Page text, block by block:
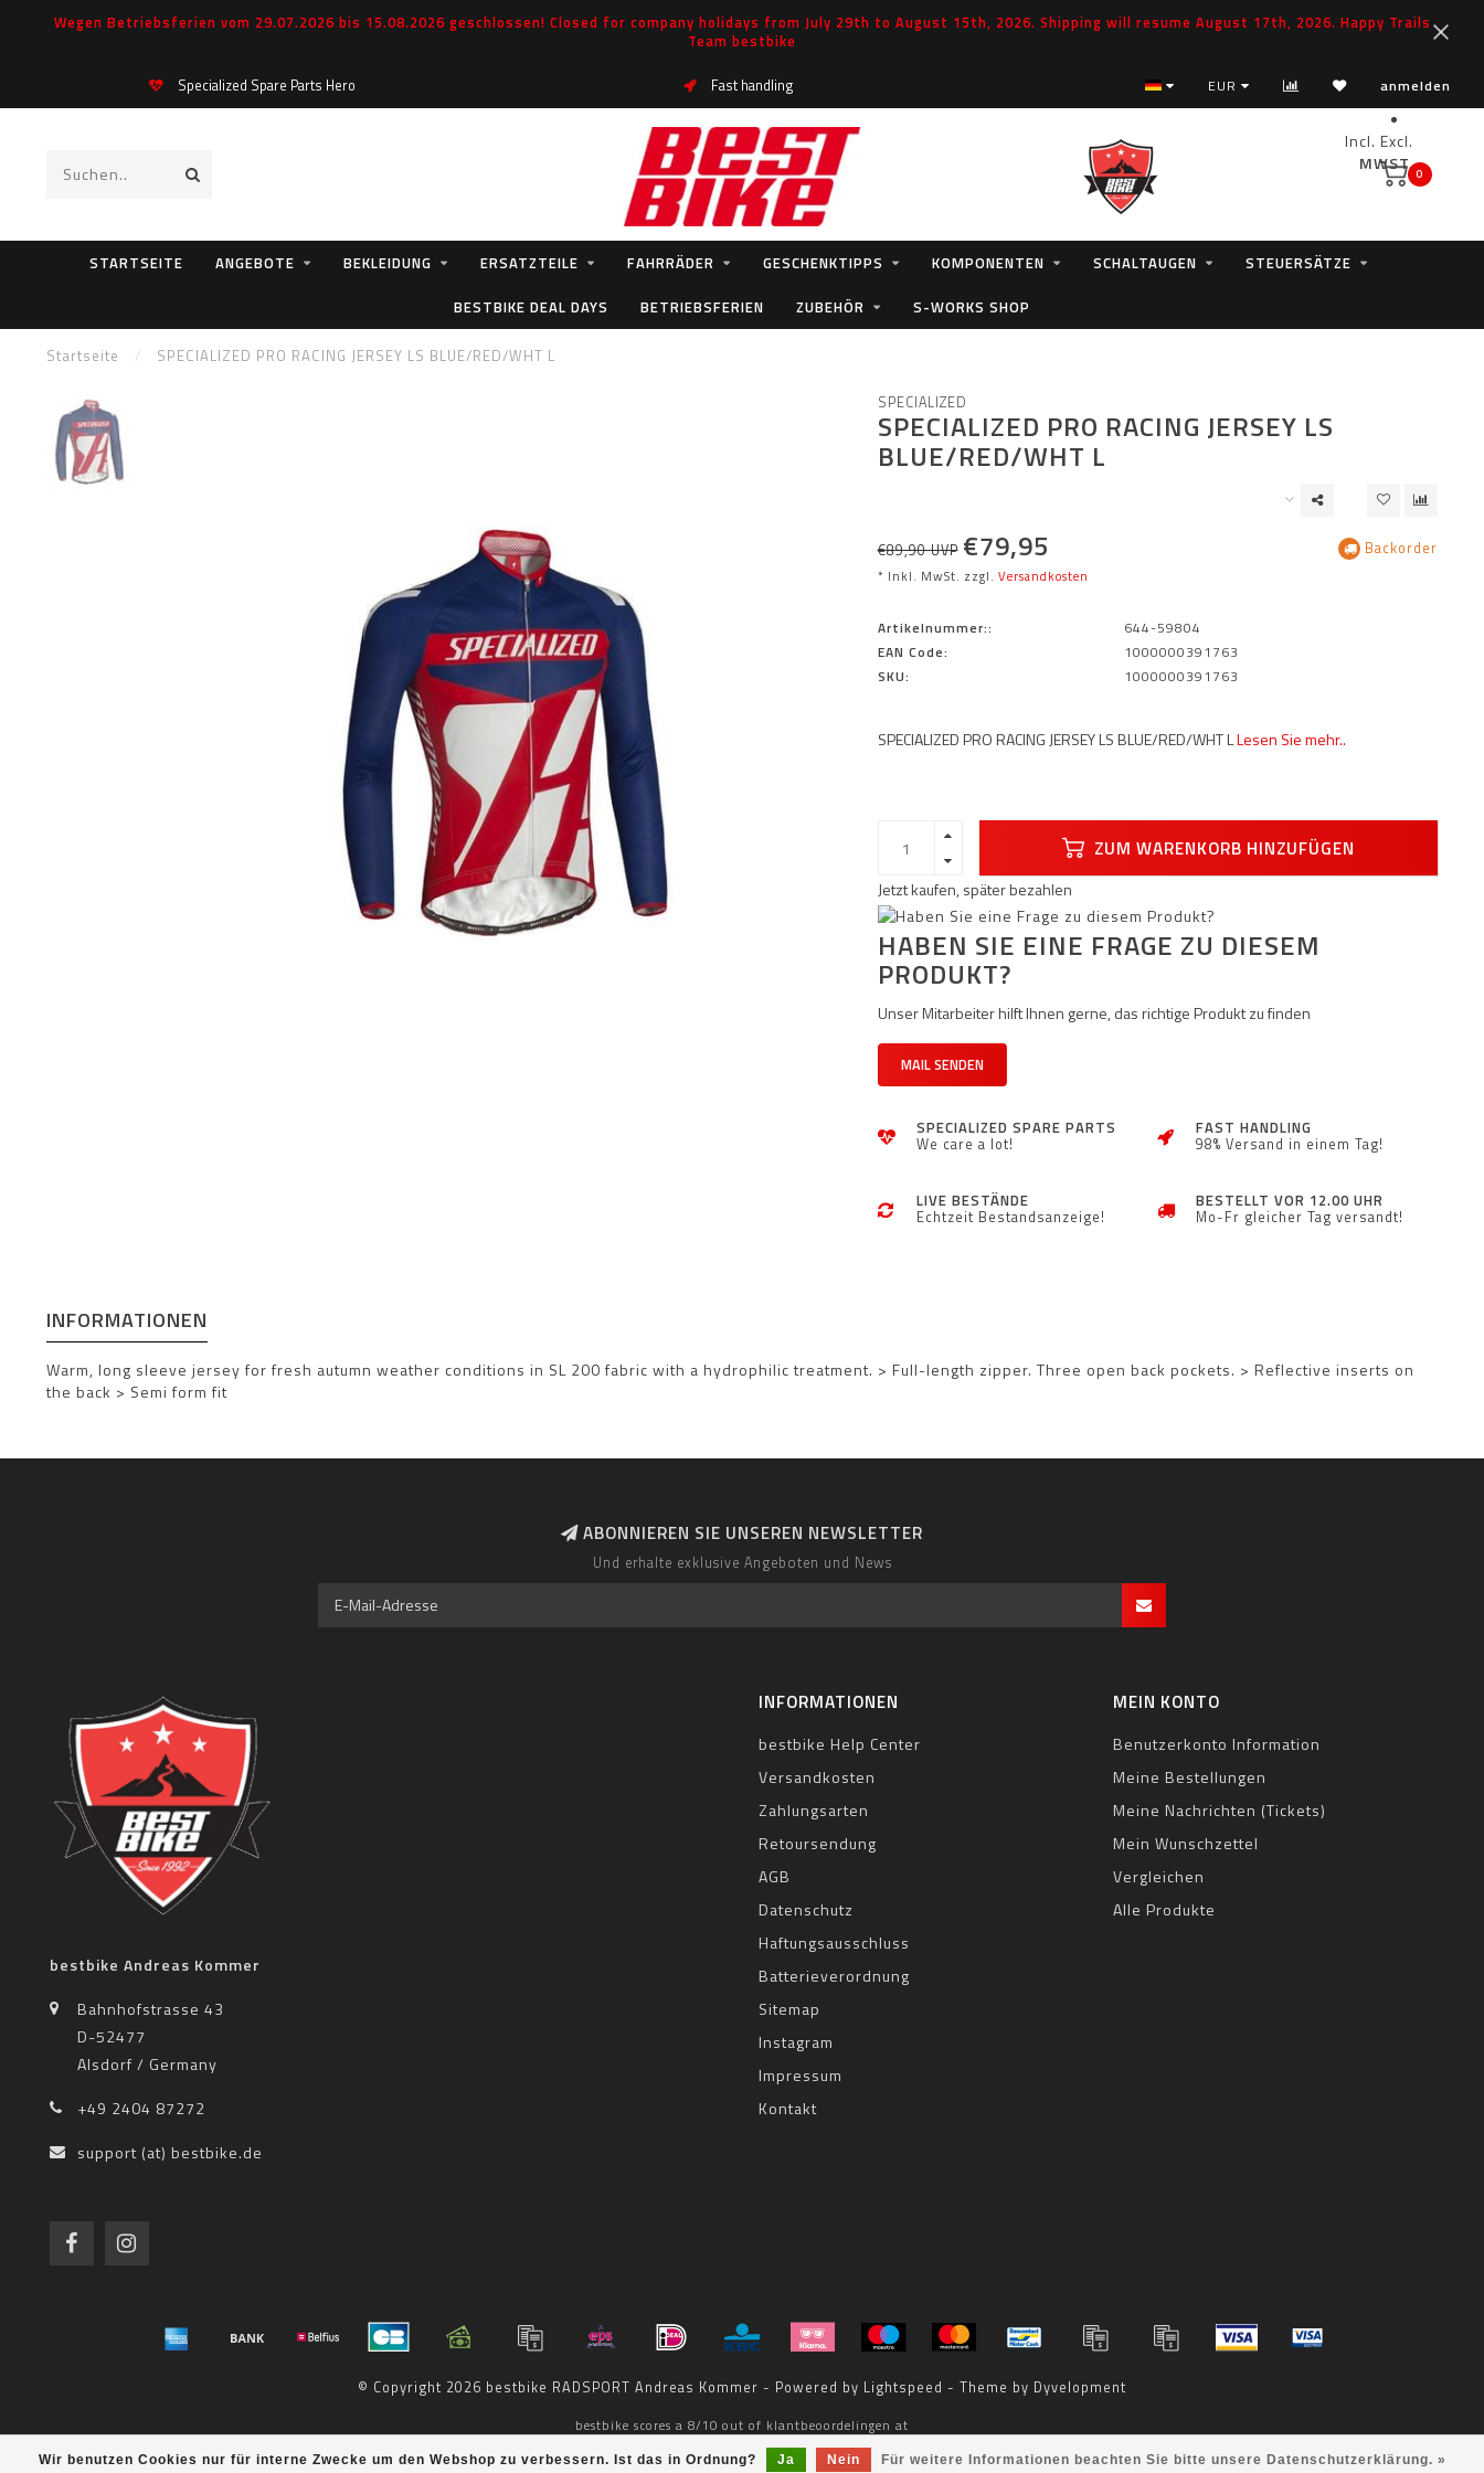
Wegen Betriebsferien vom 29.07.2026 bis 15.08.2026 geschlossen! Closed for company holidays from July 29th to August 15th, 2026. Shipping will resume August 17th, 2026. Happy Trails
Team bestbike
Specialized Spare Parts Hero Fast handling EUR anmelden
Incl. Excl.
MWST.0
STARTSEITE ANGEBOTE BEKLEIDUNG ERSATZTEILE FAHRRÄDER GESCHENKTIPPS KOMPONENTEN SCHALTAUGEN
STEUERSÄTZE
BESTBIKE DEAL DAYS
BETRIEBSFERIEN ZUBEHÖR S-WORKS SHOP
Startseite / SPECIALIZED PRO RACING JERSEY LS BLUE/RED/WHT L
SPECIALIZED
SPECIALIZED PRO RACING JERSEY LS
BLUE/RED/WHT L
€89,90 UVP €79,95
* Inkl. MwSt. zzgl. Versandkosten
Backorder
Artikelnummer::
644-59804
EAN Code:
1000000391763
SKU:
1000000391763
SPECIALIZED PRO RACING JERSEY LS BLUE/RED/WHT LLesen Sie mehr..
ZUM WARENKORB HINZUFÜGEN
Jetzt kaufen, später bezahlen
HABEN SIE EINE FRAGE ZU DIESEM
PRODUKT?
Unser Mitarbeiter hilft Ihnen gerne, das richtige Produkt zu finden
MAIL SENDEN
SPECIALIZED SPARE PARTS
We care a lot!
FAST HANDLING
98% Versand in einem Tag!
LIVE BESTÄNDE
Echtzeit Bestandsanzeige!
BESTELLT VOR 12.00 UHR
Mo-Fr gleicher Tag versandt!
INFORMATIONEN
Warm, long sleeve jersey for fresh autumn weather conditions in SL 200 fabric with a hydrophilic treatment. > Full-length zipper. Three open back pockets. > Reflective inserts on
the back > Semi form fit
Wir benutzen Cookies nur für interne Zwecke um den Webshop zu verbessern. Ist das in Ordnung? Ja Nein Für weitere Informationen beachten Sie bitte unsere Datenschutzerklärung. »
ABONNIEREN SIE UNSEREN NEWSLETTER
Und erhalte exklusive Angeboten und News
bestbike Andreas Kommer
Bahnhofstrasse 43
D-52477
Alsdorf / Germany
+49 2404 87272
support (at) bestbike.de
INFORMATIONEN
bestbike Help Center
Versandkosten
Zahlungsarten
Retoursendung
AGB
Datenschutz
Haftungsausschluss
Batterieverordnung
Sitemap
Instagram
Impressum
Kontakt
MEIN KONTO
Benutzerkonto Information
Meine Bestellungen
Meine Nachrichten (Tickets)
Mein Wunschzettel
Vergleichen
Alle Produkte
© Copyright 2026 bestbike RADSPORT Andreas Kommer - Powered by Lightspeed - Theme by Dyvelopment
bestbike scores a 8/10 out of klantbeoordelingen at